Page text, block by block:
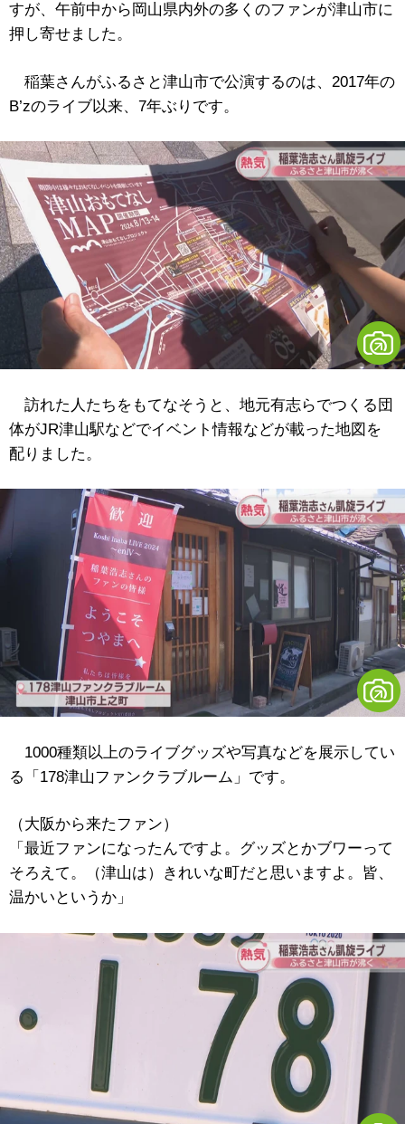
すが、午前中から岡山県内外の多くのファンが津山市に
押し寄せました。
稲葉さんがふるさと津山市で公演するのは、2017年の
B’zのライブ以来、7年ぶりです。
訪れた人たちをもてなそうと、地元有志らでつくる団
体がJR津山駅などでイベント情報などが載った地図を
配りました。
1000種類以上のライブグッズや写真などを展示してい
る「178津山ファンクラブルーム」です。
（大阪から来たファン）
「最近ファンになったんですよ。グッズとかブワーって
そろえて。（津山は）きれいな町だと思いますよ。皆、
温かいというか」